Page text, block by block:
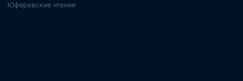
Юферевские чтения